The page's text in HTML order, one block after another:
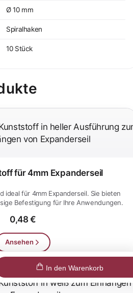
Ø 10 mm
Spiralhaken
10 Stück
für 4mm Expanderseil
ideal für 4mm Expanderseil. Sie bieten
Befestigung für Ihre Anwendungen.
0,48 €
Ansehen
In den Warenkorb